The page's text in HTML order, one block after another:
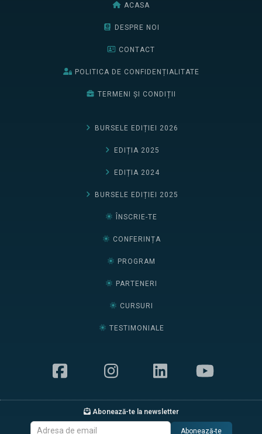
ACASA
DESPRE NOI
CONTACT
POLITICA DE CONFIDENȚIALITATE
TERMENI ȘI CONDIȚII
BURSELE EDIȚIEI 2026
EDIȚIA 2025
EDIȚIA 2024
BURSELE EDIȚIEI 2025
ÎNSCRIE-TE
CONFERINȚA
PROGRAM
PARTENERI
CURSURI
TESTIMONIALE
Abonează-te la newsletter
Abonează-te